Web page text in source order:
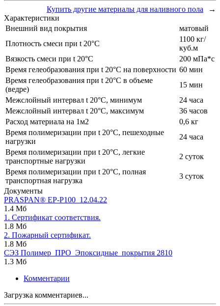
Купить другие материалы для наливного пола
→
Характеристики
Внешний вид покрытия
матовый
Плотность смеси при t 20°C
1100 кг/
куб.м
Вязкость смеси при t 20°С
200 мПа*с
Время гелеобразования при t 20°C на поверхности 60 мин
Время гелеобразования при t 20°C в объеме
(ведре)
15 мин
Межслойный интервал t 20°С, минимум
24 часа
Межслойный интервал t 20°С, максимум
36 часов
Расход материала на 1м2
0,6 кг
Время полимеризации при t 20°C, пешеходные
нагрузки
24 часа
Время полимеризации при t 20°C, легкие
транспортные нагрузки
2 суток
Время полимеризации при t 20°C, полная
транспортная нагрузка
3 суток
Документы
PRASPAN® ЕP-P100_12.04.22
1.4 Мб
1. Сертификат соответствия.
1.8 Мб
2. Пожарный сертификат.
1.8 Мб
СЭЗ Полимер_ПРО_Эпоксидные_покрытия 2810
1.3 Мб
Комментарии
Загрузка комментариев...